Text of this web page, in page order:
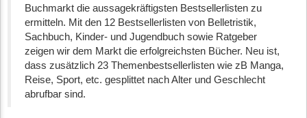
Buchmarkt die aussagekräftigsten Bestsellerlisten zu
ermitteln. Mit den 12 Bestsellerlisten von Belletristik,
Sachbuch, Kinder- und Jugendbuch sowie Ratgeber
zeigen wir dem Markt die erfolgreichsten Bücher. Neu ist,
dass zusätzlich 23 Themenbestsellerlisten wie zB Manga,
Reise, Sport, etc. gesplittet nach Alter und Geschlecht
abrufbar sind.